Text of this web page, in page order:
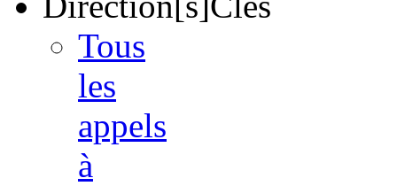
Tous
les
appels
à